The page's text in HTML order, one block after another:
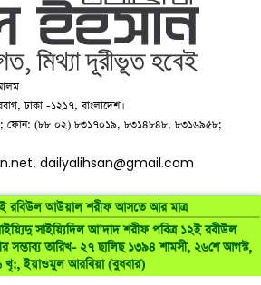
রবিউল আউয়াল শরীফ আসতে আর মাত্র
সাইয়্যিদিল আ’দাদ শরীফ পবিত্র ১২ই রবীউল
তারিখ- ২৭ ছালিছ ১৩৯৪ শামসী, ২৬শে আগস্ট,
ইয়াওমুল আরবিয়া (বুধবার)
ঢাকা -১২১৭, বাংলাদেশ।
ফোন: (৮৮ ০২) ৮৩১৭০১৯, ৮৩১৪৮৪৮, ৮৩১৬৯৫৮;
,dailyalihsan@gmail.com
All Rights Reserved | Developed by:
Technologies